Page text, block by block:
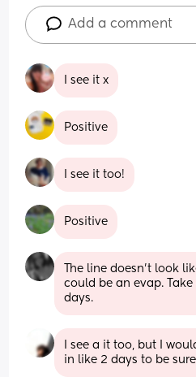
Add a comment
I see it x
Positive
I see it too!
Positive
The line doesn't look
could be an evap.
days.
I see a it too, but I
in like 2 days to be sure